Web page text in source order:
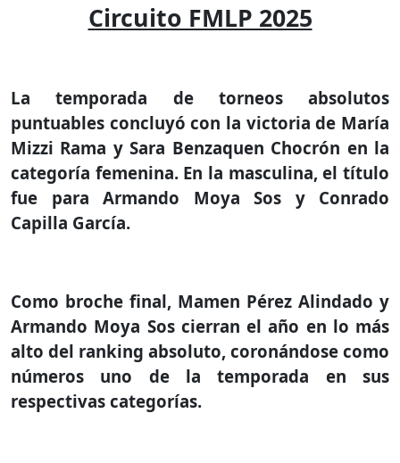
Circuito FMLP 2025
La temporada de torneos absolutos
puntuables concluyó con la victoria de María
Mizzi Rama y Sara Benzaquen Chocrón en la
categoría femenina. En la masculina, el título
fue para Armando Moya Sos y Conrado
Capilla García.
Como broche final, Mamen Pérez Alindado y
Armando Moya Sos cierran el año en lo más
alto del ranking absoluto, coronándose como
números uno de la temporada en sus
respectivas categorías.